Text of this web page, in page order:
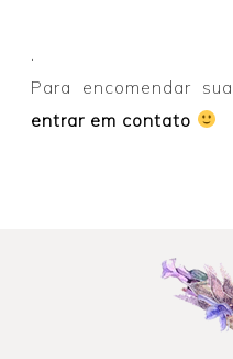
Para encomendar
entrar em contato